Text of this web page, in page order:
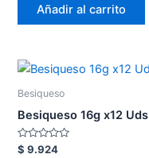
Añadir al carrito
Besiqueso
Besiqueso 16g x12 Uds
Valorado
$ 9.924